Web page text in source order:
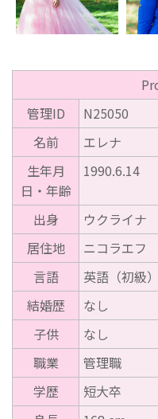
管理ID
N25050
名前
エレナ
生年月
日・年齢
1990.6.14
出身
ウクライナ
居住地
ニコラエフ
言語
英語（初級
結婚歴
なし
子供
なし
職業
管理職
学歴
短大卒